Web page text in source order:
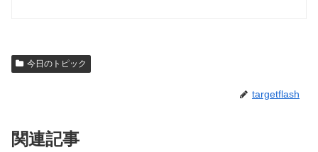
今日のトピック
targetflash
関連記事